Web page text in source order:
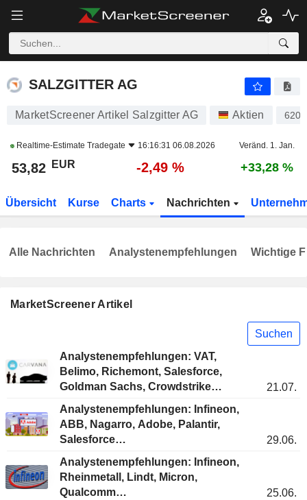
SALZGITTER AG
SALZGITTER AG
MarketScreener Artikel Salzgitter AG Aktien
Realtime-Estimate Tradegate 16:16:31 06.08.2026 Veränd. 1. Jan.
53,82 EUR -2,49 % +33,28 %
Übersicht Kurse Charts Nachrichten
MarketScreener Artikel
Suchen
Analystenempfehlungen: VAT,
Belimo, Richemont, Salesforce,
Goldman Sachs, Crowdstrike…
21.07.
Analystenempfehlungen: Infineon,
ABB, Nagarro, Adobe, Palantir,
Salesforce…
29.06.
Analystenempfehlungen: Infineon,
Rheinmetall, Lindt, Micron,
Qualcomm…
25.06.
Alle Nachrichten Analystenempfehlungen Wichtige